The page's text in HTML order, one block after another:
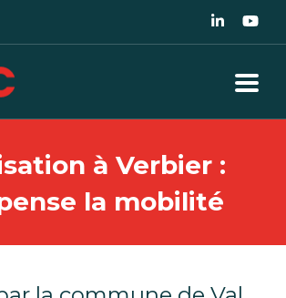
à Verbier :
la mobilité